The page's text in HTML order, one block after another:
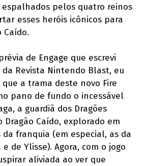
espalhados pelos quatro reinos
esses heróis icônicos para
Caído.
de Engage que escrevi
da Revista Nintendo Blast, eu
a trama deste novo Fire
pano de fundo o incessável
a guardiã dos Dragões
Dragão Caído, explorado em
franquia (em especial, as da
de Ylisse). Agora, com o jogo
aliviada ao ver que